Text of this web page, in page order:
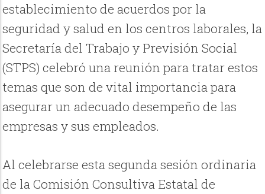
establecimiento de acuerdos por la
seguridad y salud en los centros laborales, la
Secretaría del Trabajo y Previsión Social
(STPS) celebró una reunión para tratar estos
temas que son de vital importancia para
asegurar un adecuado desempeño de las
empresas y sus empleados.
Al celebrarse esta segunda sesión ordinaria
de la Comisión Consultiva Estatal de